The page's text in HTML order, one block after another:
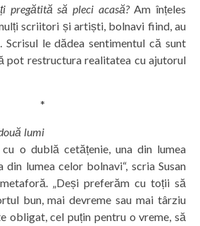
pregătită să pleci acasă?Am înțeles
scriitori și artiști, bolnavi fiind, au
Scrisul le dădea sentimentul că sunt
pot restructura realitatea cu ajutorul
*
lumi
o dublă cetățenie, una din lumea
lumea celor bolnavi“, scria Susan
„Deși preferăm cu toții să
bun, mai devreme sau mai târziu
obligat, cel puțin pentru o vreme, să